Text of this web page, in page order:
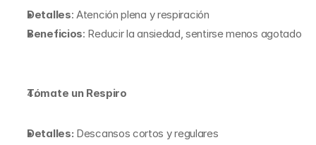
Detalles: Atención plena y respiración
Beneficios: Reducir la ansiedad, sentirse menos agotado
Tómate un Respiro
Detalles: Descansos cortos y regulares